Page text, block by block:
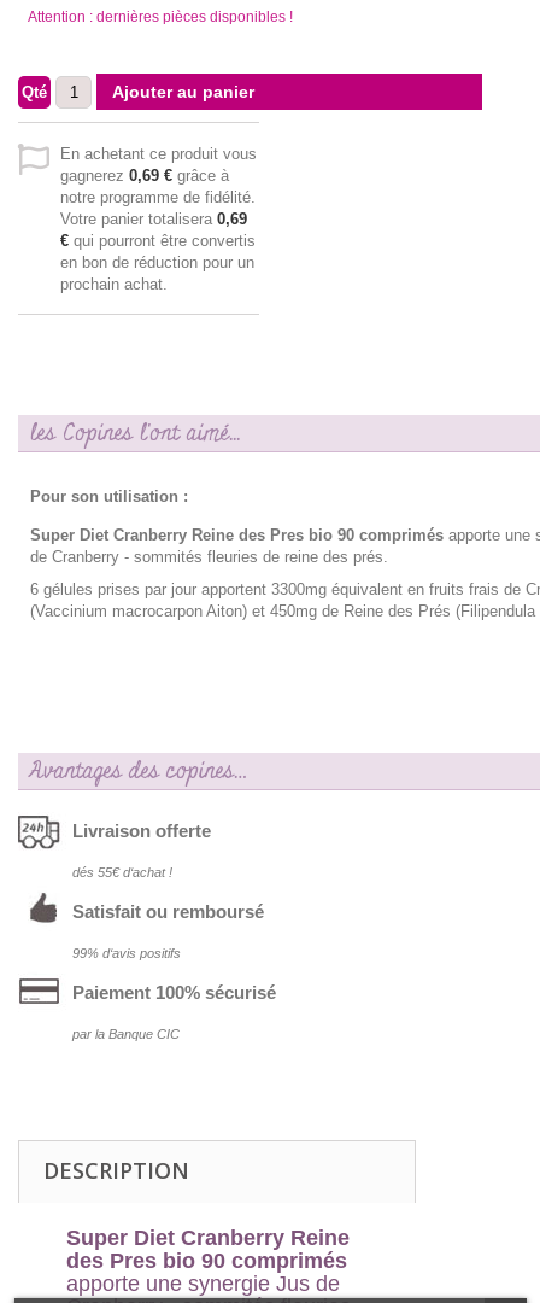
Attention : dernières pièces disponibles !
Qté Ajouter au panier
En achetant ce produit vous
gagnerez 0,69 € grâce à
notre programme de fidélité.
Votre panier totalisera 0,69
€ qui pourront être convertis
en bon de réduction pour un
prochain achat.
les Copines l'ont aimé...
Pour son utilisation :
Super Diet Cranberry Reine des Pres bio 90 comprimés apporte une
de Cranberry - sommités fleuries de reine des prés.
6 gélules prises par jour apportent 3300mg équivalent en fruits frais de
(Vaccinium macrocarpon Aiton) et 450mg de Reine des Prés
Avantages des copines…
Livraison offerte
dés 55€ d‘achat !
Satisfait ou remboursé
99% d‘avis positifs
Paiement 100% sécurisé
par la Banque CIC
DESCRIPTION
Super Diet Cranberry Reine
des Pres bio 90 comprimés
apporte une synergie Jus de